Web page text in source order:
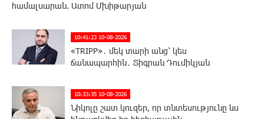
համալսարան. Ատոմ Մխիթարյան
10:41:23 10-08-2026
«TRIPP»․ մեկ տարի անց՝ կես
ճանապարհին․ Տիգրան Դումիկյան
10:33:35 10-08-2026
Նիկոլը շատ կուզեր, որ տնտեսությունը ևս